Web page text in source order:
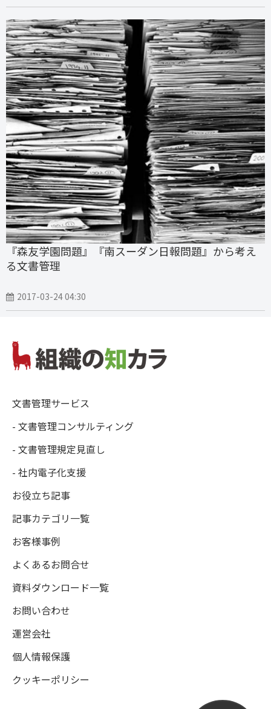
『森友学園問題』『南スーダン日報問題』から考え
る文書管理
2017-03-24 04:30
文書管理サービス
- 文書管理コンサルティング
- 文書管理規定見直し
- 社内電子化支援
お役立ち記事
記事カテゴリ一覧
お客様事例
よくあるお問合せ
資料ダウンロード一覧
お問い合わせ
運営会社
個人情報保護
クッキーポリシー